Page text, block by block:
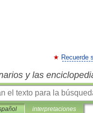
Recuerde
y las
interpretaciones